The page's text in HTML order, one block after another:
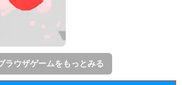
ラウザゲームをもっとみる